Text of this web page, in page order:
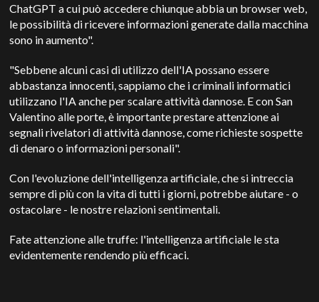
ChatGPT a cui può accedere chiunque abbia un browser web,
le possibilità di ricevere informazioni generate dalla macchina
sono in aumento".
"Sebbene alcuni casi di utilizzo dell'IA possano essere
abbastanza innocenti, sappiamo che i criminali informatici
utilizzano l'IA anche per scalare attività dannose. E con San
Valentino alle porte, è importante prestare attenzione ai
segnali rivelatori di attività dannose, come richieste sospette
di denaro o informazioni personali".
Con l'evoluzione dell'intelligenza artificiale, che si intreccia
sempre di più con la vita di tutti i giorni, potrebbe aiutare - o
ostacolare - le nostre relazioni sentimentali.
Fate attenzione alle truffe: l'intelligenza artificiale le sta
evidentemente rendendo più efficaci.